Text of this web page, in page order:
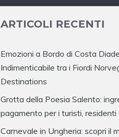
ARTICOLI RECENTI
Emozioni a Bordo di Costa
Indimenticabile tra i Fiordi
Destinations
Grotta della Poesia Salento:
pagamento per i turisti, residenti
Carnevale in Ungheria: scopri il